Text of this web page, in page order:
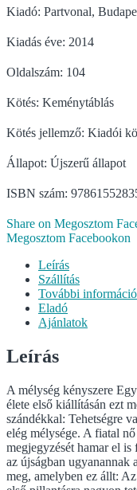
Kiadó: Partvonal,
Kiadás éve: 2014
Oldalszám: 104
Kötés: Keménytáblás
Kötés jellemző: Kiadói
Állapot: Újszerű állapot
ISBN szám:
Share on Megosztom
Megosztom Facebookon
Leírás
Szállítás
További
Eladó
Ajánlatok
Leírás
A mélység kényszere
élete első kiállításán ezt
szándékkal: Tehetségre
elég mélysége. A fiatal
megjegyzését hamar el
az újságban
meg, amelyben ez állt: